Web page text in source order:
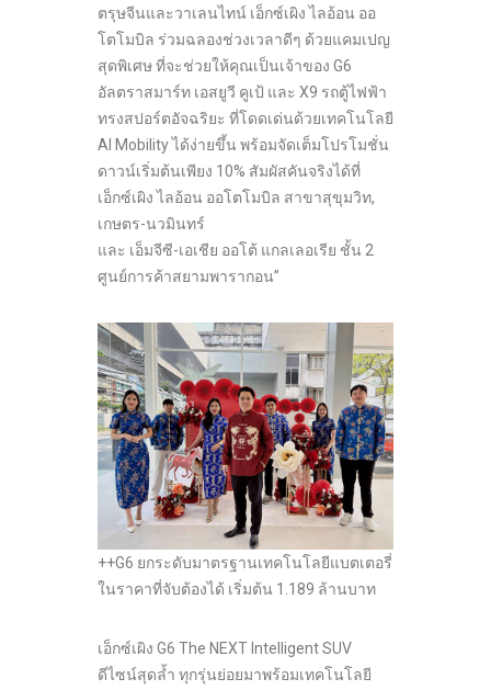
ตรุษจีนและวาเลนไทน์ เอ็กซ์เผิง ไลอ้อน ออ
โตโมบิล ร่วมฉลองช่วงเวลาดีๆ ด้วยแคมเปญ
สุดพิเศษ ที่จะช่วยให้คุณเป็นเจ้าของ G6
อัลตราสมาร์ท เอสยูวี คูเป้ และ X9 รถตู้ไฟฟ้า
ทรงสปอร์ตอัจฉริยะ ที่โดดเด่นด้วยเทคโนโลยี
AI Mobility ได้ง่ายขึ้น พร้อมจัดเต็มโปรโมชั่น
ดาวน์เริ่มต้นเพียง 10% สัมผัสคันจริงได้ที่
เอ็กซ์เผิง ไลอ้อน ออโตโมบิล สาขาสุขุมวิท,
เกษตร-นวมินทร์
และ เอ็มจีซี-เอเชีย ออโต้ แกลเลอเรีย ชั้น 2
ศูนย์การค้าสยามพารากอน”
++G6 ยกระดับมาตรฐานเทคโนโลยีแบตเตอรี่
ในราคาที่จับต้องได้ เริ่มต้น 1.189 ล้านบาท
เอ็กซ์เผิง G6 The NEXT Intelligent SUV
ดีไซน์สุดล้ำ ทุกรุ่นย่อยมาพร้อมเทคโนโลยี